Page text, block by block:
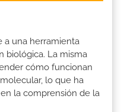
a una herramienta
biológica. La misma
cómo funcionan
lo que ha
la comprensión de la